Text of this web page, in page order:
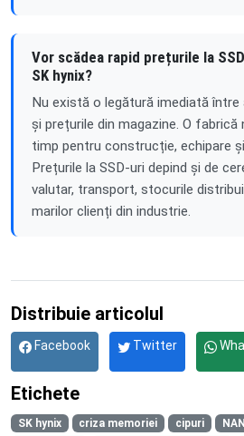
Vor scădea rapid prețurile la
SK hynix?
Nu există o legătură imediată între
și prețurile din magazine. O fabrică
timp pentru construcție, echipare
Prețurile la SSD-uri depind și de
valutar, transport, stocurile
marilor clienți din industrie.
Distribuie articolul
Facebook Twitter
Etichete
SK hynix criza memoriei cipuri